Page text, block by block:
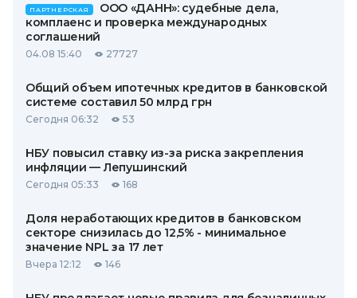
ПАРТНЕРСКАЯ
ООО «ДАНН»: судебные дела,
комплаенс и проверка международных
соглашений
04.08 15:40 27727
Общий объем ипотечных кредитов в банковской
системе составил 50 млрд грн
Сегодня 06:32 53
НБУ повысил ставку из-за риска закрепления
инфляции — Лепушинский
Сегодня 05:33 168
Доля неработающих кредитов в банковском
секторе снизилась до 12,5% - минимальное
значение NPL за 17 лет
Вчера 12:12 146